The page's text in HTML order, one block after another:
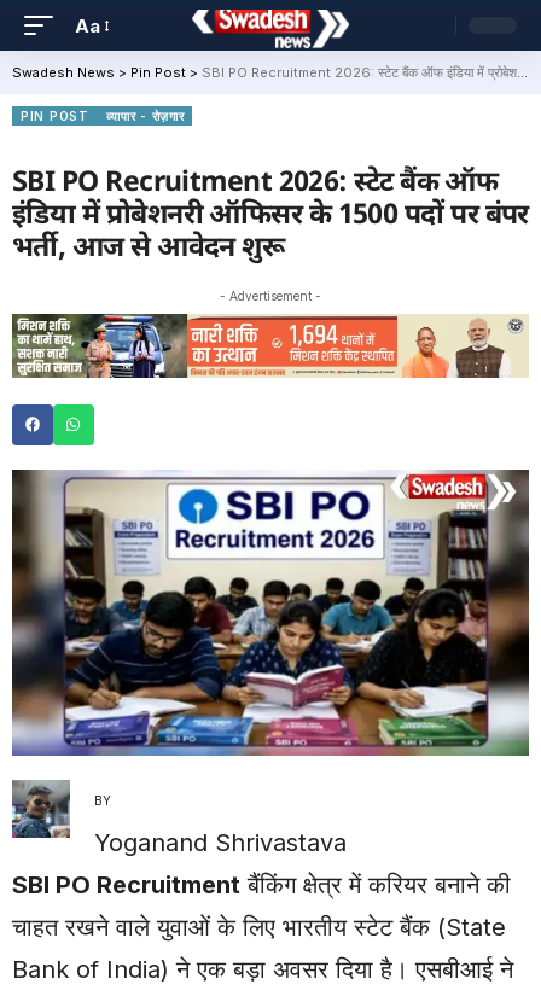
Aa
Swadesh News > Pin Post > SBI PO Recruitment 2026: स्टेट बैंक ऑफ इंडिया में प्रोबेशनरी ऑफिसर के 1500 पदों पर बंपर भर्ती, आज से आवेदन शुरू
PIN POST व्यापार - रोज़गार
SBI PO Recruitment 2026: स्टेट बैंक ऑफ
इंडिया में प्रोबेशनरी ऑफिसर के 1500 पदों पर बंपर
भर्ती, आज से आवेदन शुरू
- Advertisement -
BY
Yoganand Shrivastava
SBI PO Recruitment बैंकिंग क्षेत्र में करियर बनाने की
चाहत रखने वाले युवाओं के लिए भारतीय स्टेट बैंक (State
Bank of India) ने एक बड़ा अवसर दिया है। एसबीआई ने